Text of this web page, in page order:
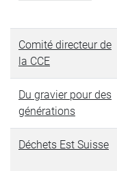
Comité directeur de
la CCE
Du gravier pour des
générations
Déchets Est Suisse